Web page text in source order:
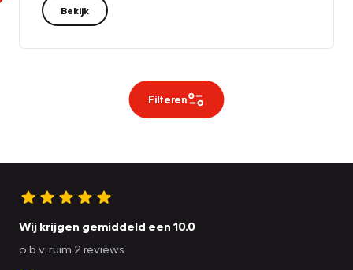
Bekijk
Filteren
Wij krijgen gemiddeld een 10.0
o.b.v. ruim 2 reviews